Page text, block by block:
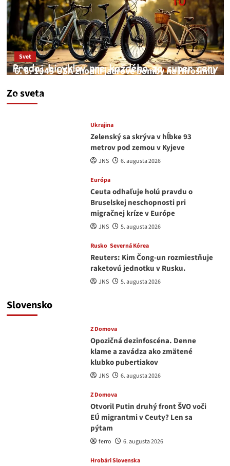
Zo sveta
Svet
6. 8. 1945 USA zhodili jadrové bomby na Hirošimu
JNS
Ukrajina
Zelenský sa skrýva v hĺbke 93
metrov pod zemou v Kyjeve
JNS 6. augusta 2026
Európa
Ceuta odhaľuje holú pravdu o
Bruselskej neschopnosti pri
migračnej kríze v Európe
JNS 5. augusta 2026
Rusko Severná Kórea
Reuters: Kim Čong-un rozmiestňuje
raketovú jednotku v Rusku.
JNS 5. augusta 2026
Slovensko
Z Domova
Opozičná dezinfoscéna. Denne
klame a zavádza ako zmätené
klubko pubertiakov
JNS 6. augusta 2026
Z Domova
Otvoril Putin druhý front ŠVO voči
EÚ migrantmi v Ceuty? Len sa
pýtam
ferro 6. augusta 2026
Hrobári Slovenska